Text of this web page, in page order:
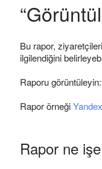
Bu rapor,
ilgilendiğini
Raporu
Rapor örneği
Rapor ne